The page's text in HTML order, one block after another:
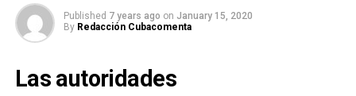
Published 7 years ago on January 15, 2020
By Redacción Cubacomenta
Las autoridades